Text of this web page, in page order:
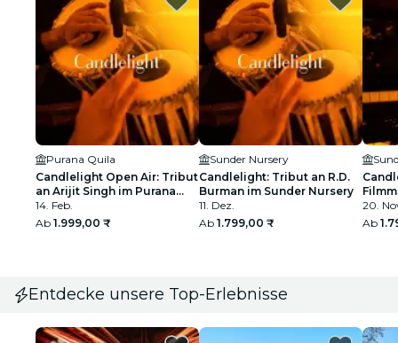
Purana Quila
Candlelight Open Air: Tribut
an Arijit Singh im Purana
Quila
14. Feb.
Ab 1.999,00 ₹
Sunder Nursery
Candlelight: Tribut an R.D.
Burman im Sunder Nursery
11. Dez.
Ab 1.799,00 ₹
20.
Ab
Entdecke unsere Top-Erlebnisse